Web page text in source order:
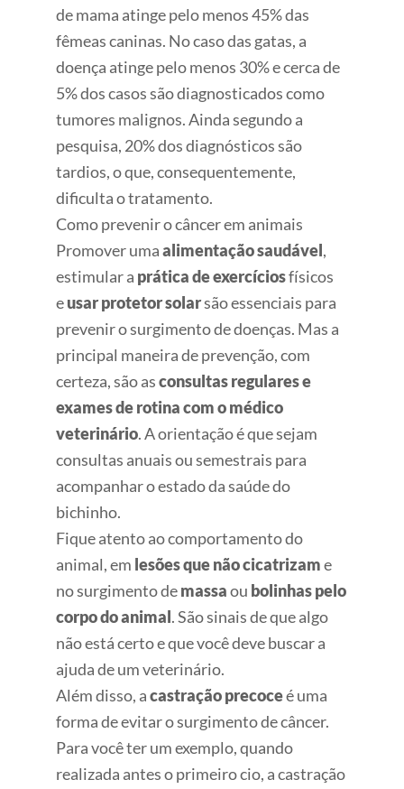
de mama atinge pelo menos 45% das
fêmeas caninas. No caso das gatas, a
doença atinge pelo menos 30% e cerca de
5% dos casos são diagnosticados como
tumores malignos. Ainda segundo a
pesquisa, 20% dos diagnósticos são
tardios, o que, consequentemente,
dificulta o tratamento.
Como prevenir o câncer em animais
Promover umaalimentação saudável,
estimular a prática de exercíciosfísicos
eusar protetor solarsão essenciais para
prevenir o surgimento de doenças. Mas a
principal maneira de prevenção, com
certeza, são asconsultas regulares e
exames de rotina com o médico
veterinário. A orientação é que sejam
consultas anuais ou semestrais para
acompanhar o estado da saúde do
bichinho.
Fique atento ao comportamento do
animal, em lesões que não cicatrizame
no surgimento demassaou bolinhas pelo
corpo do animal. São sinais de que algo
não está certo e que você deve buscar a
ajuda de um veterinário.
Além disso, acastração precoceé uma
forma de evitar o surgimento de câncer.
Para você ter um exemplo, quando
realizada antes o primeiro cio, a castração